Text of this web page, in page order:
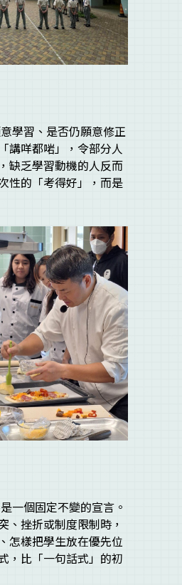
學習、是否仍願意修正
講咩都啱」，令部分人
缺乏學習動機的人反而
性的「考得好」，而是
一個固定不變的宣言。
挫折或制度限制時，
怎樣把學生放在優先位
，比「一句話式」的初